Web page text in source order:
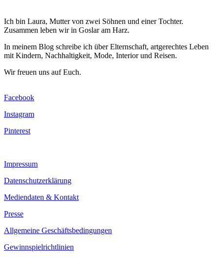
Ich bin Laura, Mutter von zwei Söhnen und einer Tochter.
Zusammen leben wir in Goslar am Harz.
In meinem Blog schreibe ich über Elternschaft, artgerechtes Leben
mit Kindern, Nachhaltigkeit, Mode, Interior und Reisen.
Wir freuen uns auf Euch.
Facebook
Instagram
Pinterest
Impressum
Datenschutzerklärung
Mediendaten & Kontakt
Presse
Allgemeine Geschäftsbedingungen
Gewinnspielrichtlinien